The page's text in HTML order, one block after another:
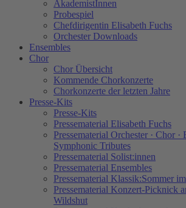
AkademistInnen
Probespiel
Chefdirigentin Elisabeth Fuchs
Orchester Downloads
Ensembles
Chor
Chor Übersicht
Kommende Chorkonzerte
Chorkonzerte der letzten Jahre
Presse-Kits
Presse-Kits
Pressematerial Elisabeth Fuchs
Pressematerial Orchester · Chor ·
Symphonic Tributes
Pressematerial Solist:innen
Pressematerial Ensembles
Pressematerial Klassik:Sommer
Pressematerial Konzert-Picknick
Wildshut